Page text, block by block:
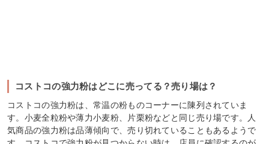
コストコの強力粉はどこに売ってる？売り場は？
コストコの強力粉は、常温の粉ものコーナーに陳列されていま
す。小麦全粒粉や薄力小麦粉、片栗粉などと同じ売り場です。人
気商品の強力粉は品薄傾向で、売り切れていることもあるようで